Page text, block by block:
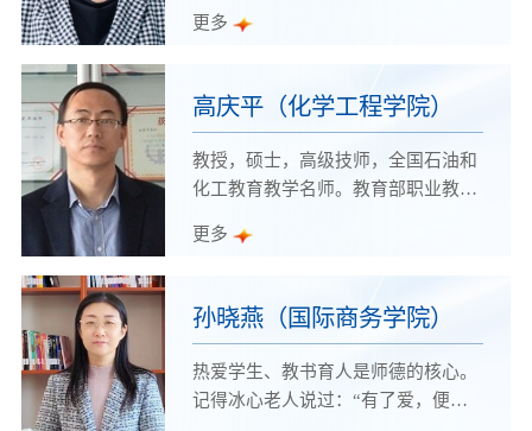
室主任。获评国赛优秀指导教师、山
手、优秀教师，优秀共产党员等荣誉
称号
更多
高庆平（化学工程学院）
教授，硕士，高级技师，全国石油和
化工教育教学名师。教育部职业教育
业教育教学指导委员会副秘书长，山
员。全国石油和化工教育优秀教学团
队、山东省教学创新团队、山东省高
水平专业群负责人。
更多
孙晓燕（国际商务学院）
热爱学生、教书育人是师德的核心。
记得冰心老人说过：“有了爱，便有